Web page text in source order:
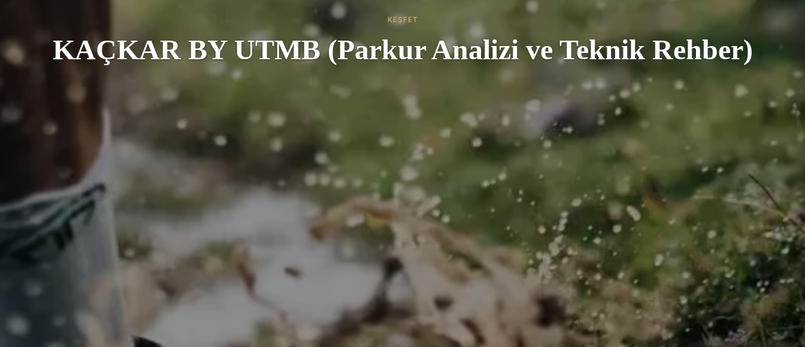
KEŞFET
KAÇKAR BY UTMB (Parkur Analizi ve Teknik Rehber)